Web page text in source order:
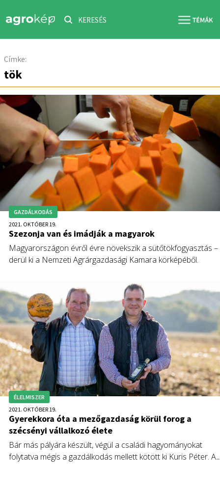
KERESÉS
Címke:
tök
GAZDÁLKODÁS
2021. OKTÓBER 19.
Szezonja van és imádják a magyarok
Magyarországon évről évre növekszik a sütőtökfogyasztás –
derül ki a Nemzeti Agrárgazdasági Kamara körképéből.
ÉLELMISZER
2021. OKTÓBER 19.
Gyerekkora óta a mezőgazdaság körül forog a
szécsényi vállalkozó élete
Bár más pályára készült, végül a családi hagyományokat
folytatva mégis a gazdálkodás mellett kötött ki Kuris Péter. A